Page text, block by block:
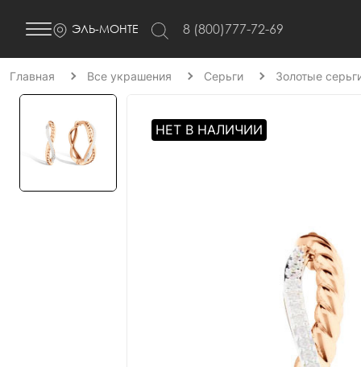
ЭЛЬ-МОНТЕ 8 (800)777-72-69
Главная Все украшения Серьги Золотые
НЕТ В НАЛИЧИИ